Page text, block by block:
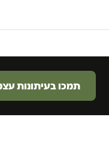
תמכו בעיתונות